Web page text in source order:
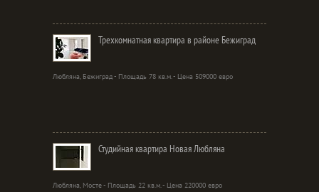
Трехкомнатная квартира в районе Бежиград
Любляна, Бежиград - Площадь 78 кв.м. - Цена 509000 евро
Студийная квартира Новая Любляна
Любляна, Мосте - Площадь 22 кв.м. - Цена 220000 евро